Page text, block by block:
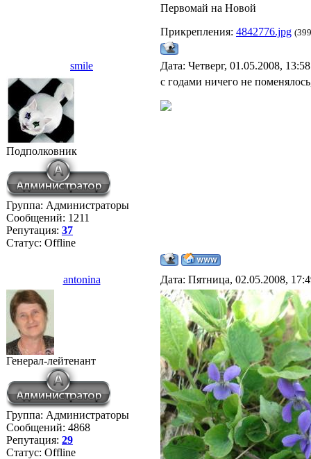
Первомай на Новой
Прикрепления: 4842776.jpg
smile Дата: Четверг, 01.05.2008,
Подполковник
Группа: Администраторы
Сообщений: 1211
Репутация: 37
Статус: Offline
с годами ничего не
antonina Дата: Пятница, 02.05.2008,
Генерал-лейтенант
Группа: Администраторы
Сообщений: 4868
Репутация: 29
Статус: Offline